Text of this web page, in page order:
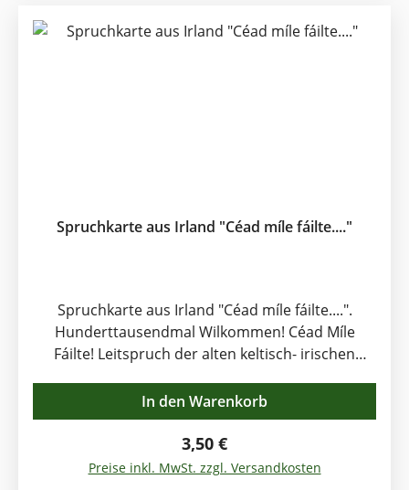
Spruchkarte aus Irland "Céad míle fáilte...."
Spruchkarte aus Irland "Céad míle fáilte....".
Hunderttausendmal Wilkommen! Céad Míle
Fáilte! Leitspruch der alten keltisch- irischen
entgegentreten. Diesen Geist erfährt man
heute noch auf der schönen grünen
Insel. Besucher sprechen auffallend oft von der
Freundlichkeit der Bewohner Irlands. Diese
Regulärer Preis:
3,50 €
Preise inkl. MwSt. zzgl. Versandkosten
In den Warenkorb